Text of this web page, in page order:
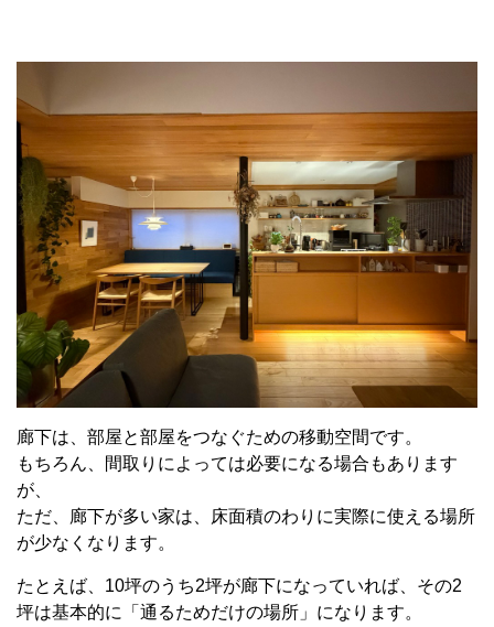
廊下は、部屋と部屋をつなぐための移動空間です。
もちろん、間取りによっては必要になる場合もあります
が、
ただ、廊下が多い家は、床面積のわりに実際に使える場所
が少なくなります。
たとえば、 10坪のうち2坪が廊下になっていれば、その2
坪は基本的に「通るためだけの場所」になります。